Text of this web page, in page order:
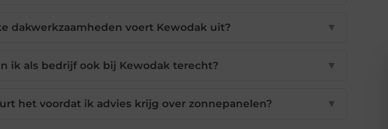
dakwerkzaamheden voert Kewodak uit? ▼
ik als bedrijf ook bij Kewodak terecht? ▼
het voordat ik advies krijg over zonnepanelen? ▼